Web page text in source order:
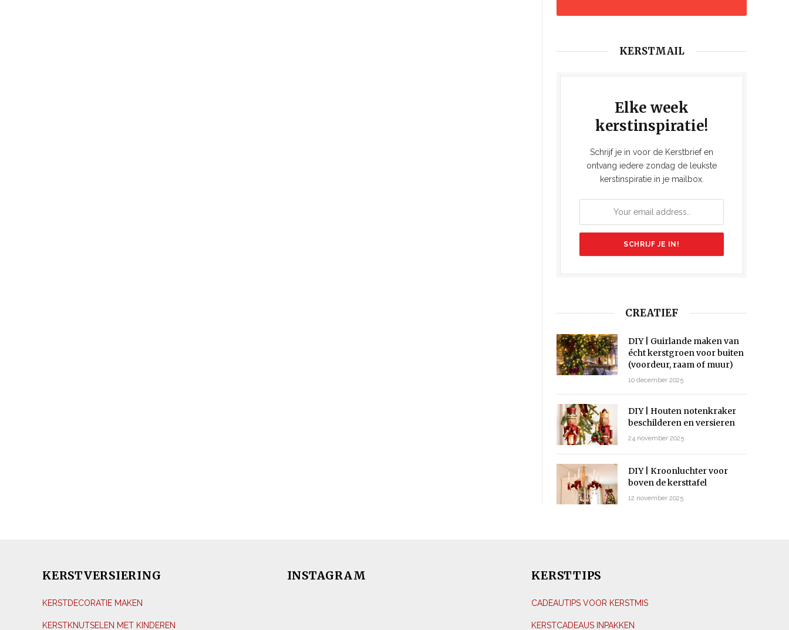
KERSTMAIL
Elke week
kerstinspiratie!
Schrijf je in voor de Kerstbrief en
ontvang iedere zondag de leukste
kerstinspiratie in je mailbox.
CREATIEF
DIY | Guirlande maken van
écht kerstgroen voor buiten
(voordeur, raam of muur)
10 december 2025
DIY | Houten notenkraker
beschilderen en versieren
24 november 2025
DIY | Kroonluchter voor
boven de kersttafel
12 november 2025
KERSTVERSIERING
KERSTDECORATIE MAKEN
KERSTKNUTSELEN MET KINDEREN
INSTAGRAM KERSTTIPS
CADEAUTIPS VOOR KERSTMIS
KERSTCADEAUS INPAKKEN